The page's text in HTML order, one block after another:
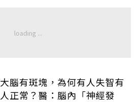
大腦有斑塊，為何有人失智有
人正常？醫：腦內「神經發